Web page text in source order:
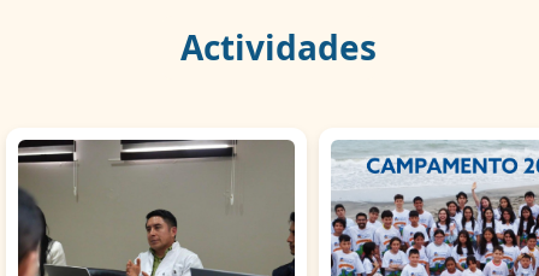
Actividades